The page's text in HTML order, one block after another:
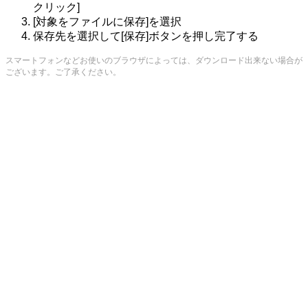
クリック]
[対象をファイルに保存]を選択
保存先を選択して[保存]ボタンを押し完了する
スマートフォンなどお使いのブラウザによっては、ダウンロード出来ない場合が
ございます。ご了承ください。